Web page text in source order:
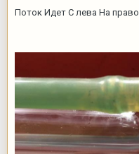
Поток Идет С лева На право